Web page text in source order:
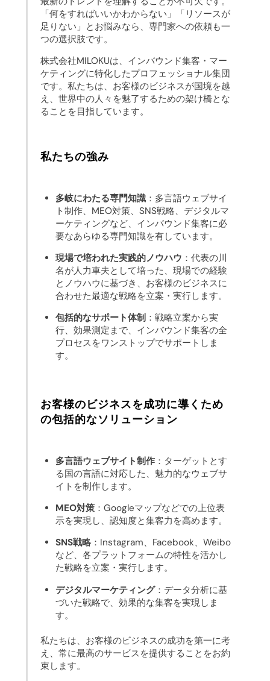
「何をすればいいかわからない」「リソースが
足りない」とお悩みなら、専門家への依頼も一
つの選択肢です。
株式会社MILOKUは、インバウンド集客・マー
ケティングに特化したプロフェッショナル集団
です。私たちは、お客様のビジネスが国境を越
え、世界中の人々を魅了するための架け橋とな
ることを目指しています。
私たちの強み
多岐にわたる専門知識：多言語ウェブサイ
ト制作、MEO対策、SNS戦略、デジタルマ
ーケティングなど、インバウンド集客に必
要なあらゆる専門知識を有しています。
現場で培われた実践的ノウハウ ：代表の川
名が人力車夫として培った、現場での経験
とノウハウに基づき、お客様のビジネスに
合わせた最適な戦略を立案・実行します。
包括的なサポート体制 ：戦略立案から実
行、効果測定まで、インバウンド集客の全
プロセスをワンストップでサポートしま
す。
お客様のビジネスを成功に導くため
の包括的なソリューション
多言語ウェブサイト制作：ターゲットとす
る国の言語に対応した、魅力的なウェブサ
イトを制作します。
MEO対策：Googleマップなどでの上位表
示を実現し、認知度と集客力を高めます。
SNS戦略：Instagram、Facebook、Weibo
など、各プラットフォームの特性を活かし
た戦略を立案・実行します。
デジタルマーケティング：データ分析に基
づいた戦略で、効果的な集客を実現しま
す。
私たちは、お客様のビジネスの成功を第一に考
え、常に最高のサービスを提供することをお約
束します。